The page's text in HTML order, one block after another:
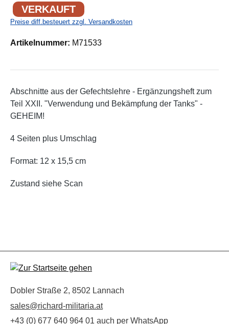
VERKAUFT
Preise diff.besteuert zzgl. Versandkosten
Artikelnummer: M71533
Abschnitte aus der Gefechtslehre - Ergänzungsheft zum
Teil XXII. "Verwendung und Bekämpfung der Tanks" -
GEHEIM!
4 Seiten plus Umschlag
Format: 12 x 15,5 cm
Zustand siehe Scan
Dobler Straße 2, 8502 Lannach
sales@richard-militaria.at
+43 (0) 677 640 964 01 auch per WhatsApp